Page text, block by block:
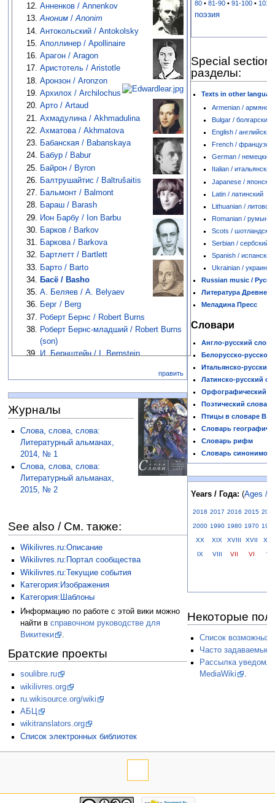
Анненков / Annenkov
Аноним /Anonim
Антокольский / Antokolsky
Аполлинер / Apollinaire
Арагон / Aragon
Аристотель / Aristotle
Аронзон / Aronzon
Архилох / Archilochus
Арто / Artaud
Ахмадулина / Akhmadulina
Ахматова / Akhmatova
Бабанская / Babanskaya
Бабур / Babur
Байрон / Byron
Балтрушайтис / Baltrušaitis
Бальмонт / Balmont
Бараш / Barash
Ион Барбу / Ion Barbu
Барков / Barkov
Баркова / Barkova
Бартлетт / Bartlett
Барто / Barto
Басё / Basho
А. Беляев / A. Belyaev
Берг / Berg
Роберт Бернс / Robert Burns
Роберт Бернс-младший / Robert Burns
(son)
И. Бернштейн / I. Bernstein
Бетховен / Beethoven
Хорст Бинек / Horst Bienek
Блейк / Blake
А. Блок / A. Blok
Бонтё / Bonchō
Бо Цзюйи / Bai Juyi
С. Бобров /S. Bobrov
И. Бобровский / J. Bobrowski
М. Богатырев / M. Bogatyrev
Брехт / Brecht
Брызгалов / Bryzgalov
Бунин / Bunin
Бурич / Burich
Д. Бурлюк / D. Burliuk
Буске / Bousquet
Важик / Ważyk
Вайсглас / Weissglas
Ваксмахер / Vaksmaher
Валери / Valéry
Н. Ванханен /N. Vanhanen
А. Василой / A. Vasiloi
А. Введенский / A. Vvedensky
Веберн / Webern
Пётр Вейнберг / Pyotr Veinberg
Величанский / Velichansky
Вергилий / Virgil
править
Журналы
Слова, слова, слова:
Литературный альманах,
2014, № 1
Слова, слова, слова:
Литературный альманах,
2015, № 2
See also / См. также:
Wikilivres.ru:Описание
Wikilivres.ru:Портал сообщества
Wikilivres.ru:Текущие события
Категория:Изображения
Категория:Шаблоны
Информацию по работе с этой вики можно
найти в справочном руководстве для
Викитеки
.
Братские проекты
soulibre.ru
wikilivres.org
ru.wikisource.org/wiki
АБЦ
wikitranslators.org
Список электронных библиотек
80• 81-90• 91-100• 101-
поэзия
Special
разделы:
Texts in other
Armenian /
Bulgar / болгарский
English / английский
French /
German / немецкий
Italian / итальянский
Japanese / японский
Latin / латинский
Lithuanian /
Romanian /
Scots / шотландский
Serbian / сербский
Spanish / испанский
Ukrainian /
Russian music /
Литература Древнего
Меладина Пресс
Словари
Англо-русский
Белорусско-русско-
Итальянско-русский
Латинско-русский
Орфографический
Поэтический словарь
Птицы в словаре В.
Словарь
Словарь рифм
Словарь синонимов
Years / Года: (Ages /
2018 2017 2016 2015
2000 1990 1980 1970
XX XIX XVIII XVII XVI
IX VIII VII VI V
Некоторые
Список возможных
Часто задаваемые
Рассылка
MediaWiki
.